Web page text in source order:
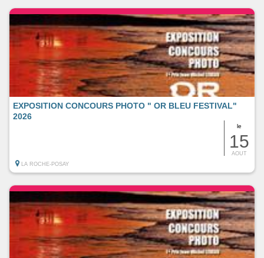
le
15
AOUT
EXPOSITION CONCOURS PHOTO " OR BLEU FESTIVAL"
2026
LA ROCHE-POSAY